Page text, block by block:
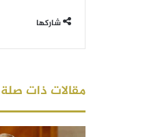
شاركها
مقالات ذات صلة